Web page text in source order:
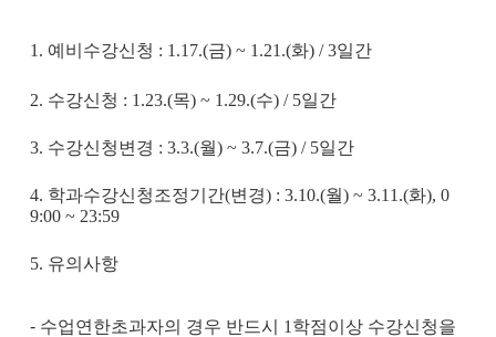
1. 예비수강신청 : 1.17.(금) ~ 1.21.(화) / 3일간
2. 수강신청 : 1.23.(목) ~ 1.29.(수) / 5일간
3. 수강신청변경 : 3.3.(월) ~ 3.7.(금) / 5일간
4. 학과수강신청조정기간(변경) : 3.10.(월) ~ 3.11.(화), 0
9:00 ~ 23:59
5. 유의사항
- 수업연한초과자의 경우 반드시 1 학점이상 수강신청을